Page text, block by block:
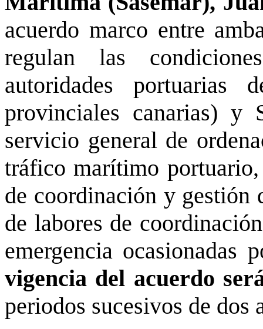
acuerdo marco entre
regulan las
autoridades
provinciales canarias) y
servicio general de
tráfico marítimo
de coordinación y gestión
de labores de
emergencia ocasionadas
vigencia del acuerdo
periodos sucesivos de dos